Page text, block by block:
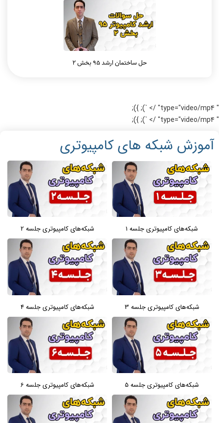
حل ساختمان ارشد 95 بخش 2
" type="video/mp4" /> `); });
" type="video/mp4" /> `); });
آموزش شبکه های کامپیوتری
شبکه‌های کامپیوتری جلسه 1 شبکه‌های کامپیوتری جلسه 2
شبکه‌های کامپیوتری جلسه 3 شبکه‌های کامپیوتری جلسه 4
شبکه‌های کامپیوتری جلسه 5 شبکه‌های کامپیوتری جلسه 6